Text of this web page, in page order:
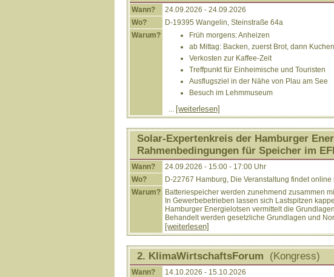
Wann?
24.09.2026 - 24.09.2026
Wo?
D-19395 Wangelin, Steinstraße 64a
Warum?
Früh morgens: Anheizen
ab Mittag: Backen, zuerst Brot, dann
Verkosten zur Kaffee-Zeit
Treffpunkt für Einheimische und Touristen
Ausflugsziel in der Nähe von Plau am See
Besuch im Lehmmuseum
... [weiterlesen]
Solar-Expertenkreis der Hamburger
Rahmenbedingungen für Speicher im
Wann?
24.09.2026 - 15:00 - 17:00 Uhr
Wo?
D-22767 Hamburg, Die Veranstaltung findet online
Warum?
Batteriespeicher werden zunehmend zusammen
In Gewerbebetrieben lassen sich Lastspitzen
Hamburger Energielotsen vermittelt die
Behandelt werden gesetzliche Grundlagen und
[weiterlesen]
2. KlimaWirtschaftsForum (Kongress)
Wann?
14.10.2026 - 15.10.2026